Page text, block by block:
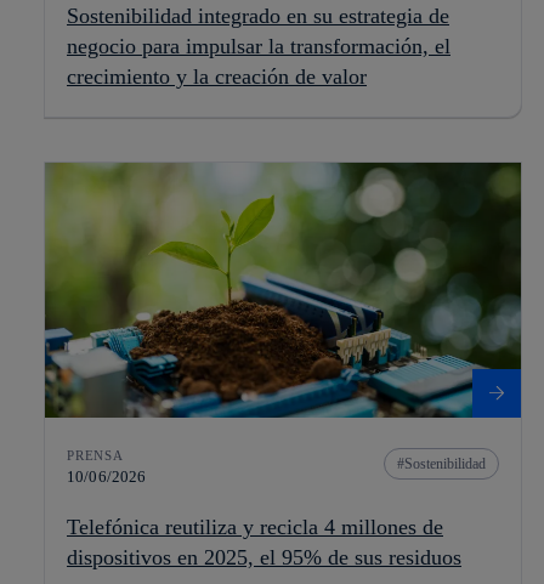
Sostenibilidad integrado en su estrategia de
negocio para impulsar la transformación, el
crecimiento y la creación de valor
PRENSA
10/06/2026
Sostenibilidad
Telefónica reutiliza y recicla 4 millones de
dispositivos en 2025, el 95% de sus residuos